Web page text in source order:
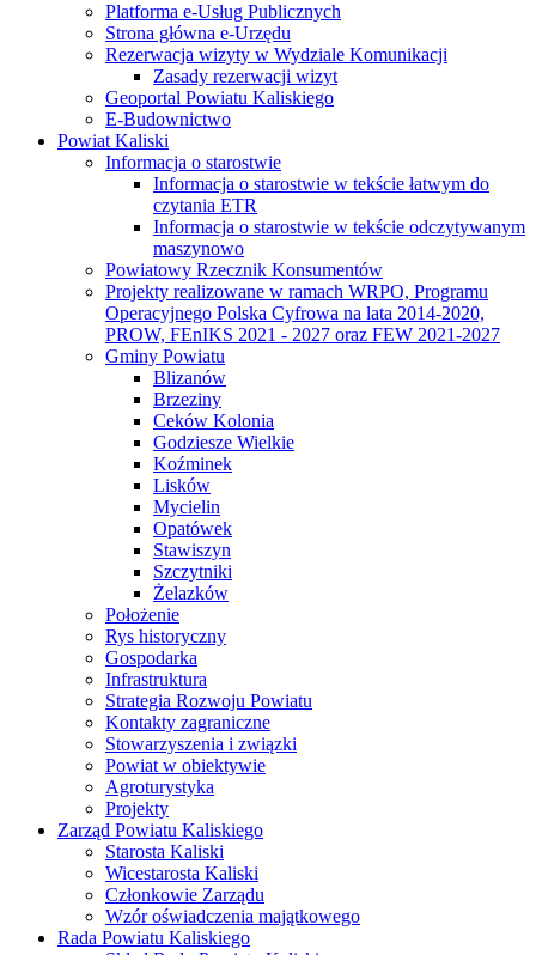
Platforma e-Usług Publicznych
Strona główna e-Urzędu
Rezerwacja wizyty w Wydziale Komunikacji
Zasady rezerwacji wizyt
Geoportal Powiatu Kaliskiego
E-Budownictwo
Powiat Kaliski
Informacja o starostwie
Informacja o starostwie w tekście łatwym do
czytania ETR
Informacja o starostwie w tekście odczytywanym
maszynowo
Powiatowy Rzecznik Konsumentów
Projekty realizowane w ramach WRPO, Programu
Operacyjnego Polska Cyfrowa na lata 2014-2020,
PROW, FEnIKS 2021 - 2027 oraz FEW 2021-2027
Gminy Powiatu
Blizanów
Brzeziny
Ceków Kolonia
Godziesze Wielkie
Koźminek
Lisków
Mycielin
Opatówek
Stawiszyn
Szczytniki
Żelazków
Położenie
Rys historyczny
Gospodarka
Infrastruktura
Strategia Rozwoju Powiatu
Kontakty zagraniczne
Stowarzyszenia i związki
Powiat w obiektywie
Agroturystyka
Projekty
Zarząd Powiatu Kaliskiego
Starosta Kaliski
Wicestarosta Kaliski
Członkowie Zarządu
Wzór oświadczenia majątkowego
Rada Powiatu Kaliskiego